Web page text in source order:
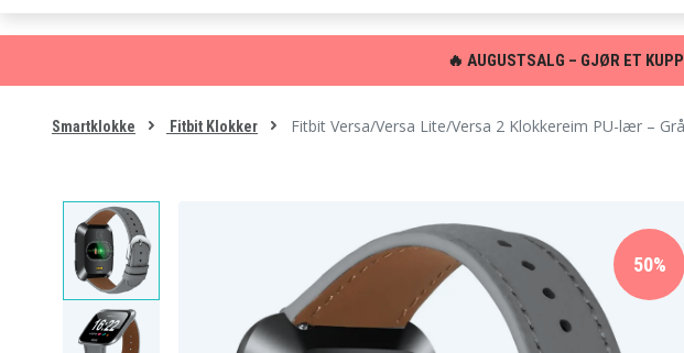
🔥 AUGUSTSALG – GJØR ET
Smartklokke Fitbit Klokker Fitbit Versa/Versa Lite/Versa 2 Klokkereim PU-lær – Grå
50%